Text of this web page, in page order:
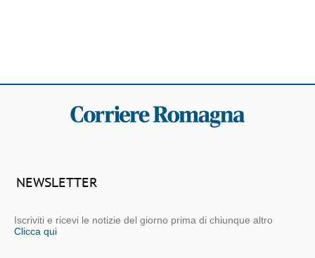
NEWSLETTER
Iscriviti e ricevi le notizie del giorno prima di chiunque altro
Clicca qui